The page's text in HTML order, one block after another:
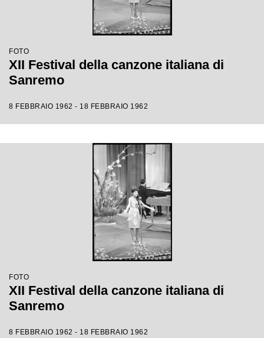
FOTO
XII Festival della canzone italiana di
Sanremo
8 FEBBRAIO 1962 - 18 FEBBRAIO 1962
FOTO
XII Festival della canzone italiana di
Sanremo
8 FEBBRAIO 1962 - 18 FEBBRAIO 1962